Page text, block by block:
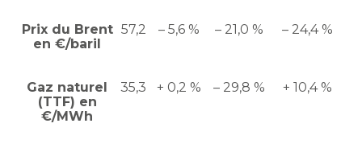
Prix du Brent
en €/baril
57,2 – 5,6 % – 21,0 % – 24,4 %
Gaz naturel
(TTF) en
€/MWh
35,3 + 0,2 % – 29,8 % + 10,4 %